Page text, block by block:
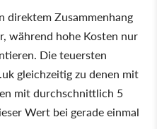
direktem Zusammenhang
während hohe Kosten nur
Die teuersten
gleichzeitig zu denen mit
mit durchschnittlich 5
Wert bei gerade einmal